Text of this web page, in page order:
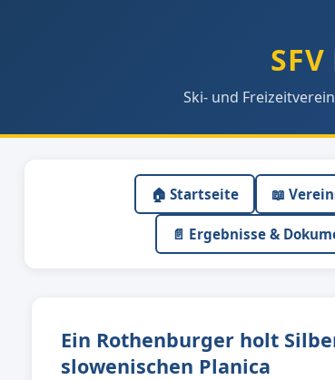
SFV
Ski- und
🏠 Startseite 📖
📄 Ergebnisse &
Ein Rothenburger holt
slowenischen Planica